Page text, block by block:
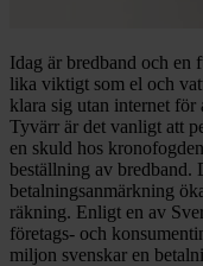
Idag är bredband och en
lika viktigt som el och
klara sig utan internet för
Tyvärr är det vanligt att
en skuld hos
beställning av bredband.
betalningsanmärkning
räkning. Enligt en av
företags- och
miljon svenskar en